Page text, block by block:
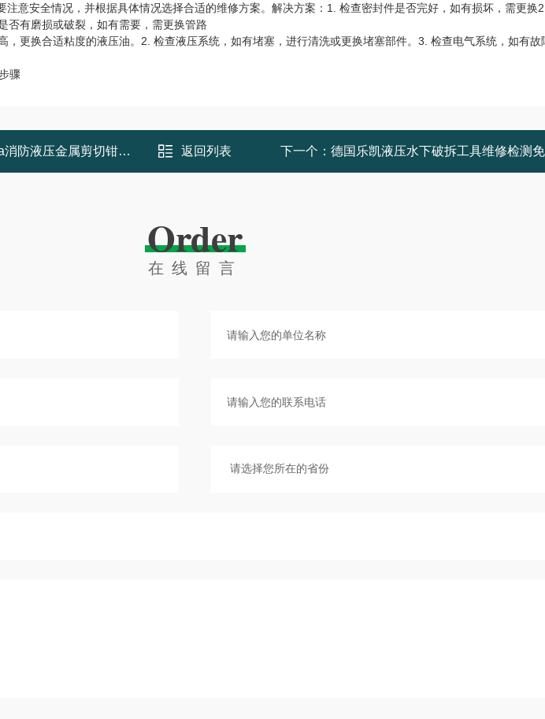
注意安全情况，并根据具体情况选择合适的维修方案。解决方案：1. 检查密封件是否完好，如有损坏，需更换
否有磨损或破裂，如有需要，需更换管路
，更换合适粘度的液压油。2. 检查液压系统，如有堵塞，进行清洗或更换堵塞部件。3. 检查电气系统，如有故
骤
金属剪切钳维修检测方法 返回列表 下一个： 德国乐凯液压水下破拆工具维修检测
Order
在线留言